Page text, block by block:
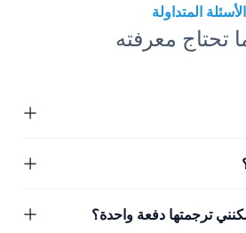
الأسئلة المتداولة
تحتاج معرفته
ترجمتها دفعة واحدة؟